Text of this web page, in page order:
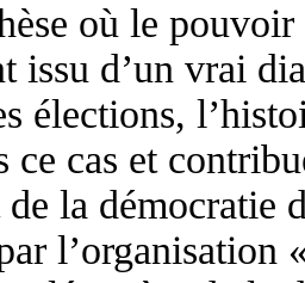
où le
issu d’un vrai
élections,
ce cas et
la démocratie
l’organisation